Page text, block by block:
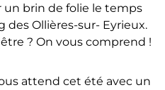
un brin de folie le temps
des Ollières-sur- Eyrieux.
? On vous comprend !
attend cet été avec un